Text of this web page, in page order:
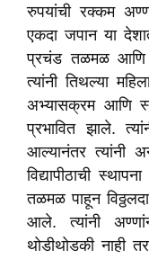
रुपयांची रक्कम
एकदा जपान या
प्रचंड तळमळ आणि
त्यांनी तिथल्या
अभ्यासक्रम आणि
प्रभावित झाले.
आल्यानंतर त्यांनी
विद्यापीठाची
तळमळ पाहून
आले. त्यांनी
थोडीथोडकी नाही